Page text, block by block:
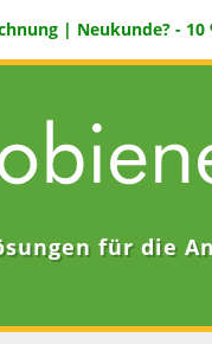
| Neukunde? -
für die